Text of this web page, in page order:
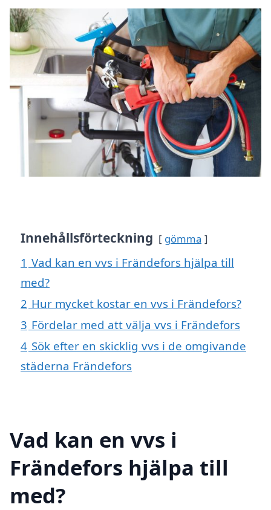
Innehållsförteckning gömma
1 Vad kan en vvs i Frändefors hjälpa till
med?
2 Hur mycket kostar en vvs i Frändefors?
3 Fördelar med att välja vvs i Frändefors
4 Sök efter en skicklig vvs i de omgivande
städerna Frändefors
Vad kan en vvs i
Frändefors hjälpa till
med?